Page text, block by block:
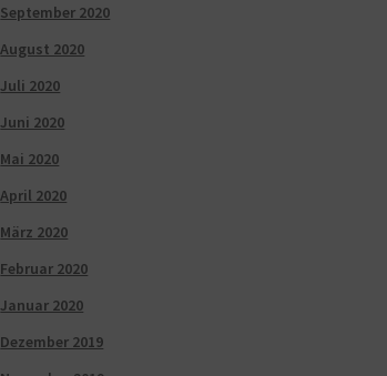
September 2020
August 2020
Juli 2020
Juni 2020
Mai 2020
April 2020
März 2020
Februar 2020
Januar 2020
Dezember 2019